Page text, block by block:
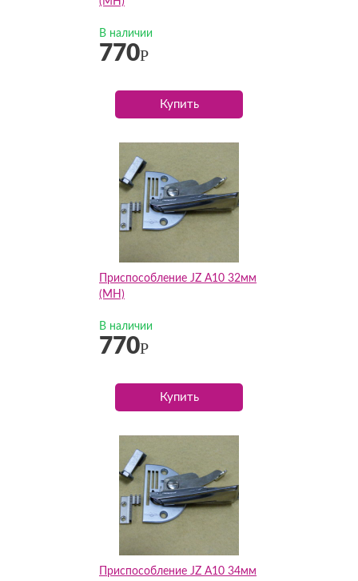
В наличии
770Р
Купить
Приспособление JZ А10 32мм
(MH)
В наличии
770Р
Купить
Приспособление JZ А10 34мм